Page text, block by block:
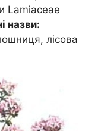
Lamiaceae
назви:
лісова